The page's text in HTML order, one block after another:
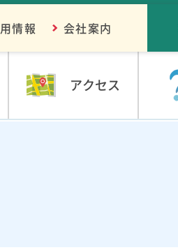
アクセス
情報 会社案内